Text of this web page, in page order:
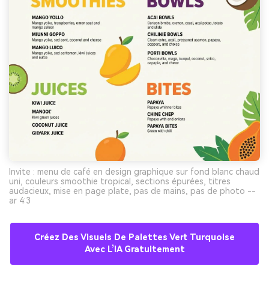
Invite : menu de café en design graphique sur fond blanc chaud
uni, couleurs smoothie tropical, sections épurées, titres
audacieux, mise en page plate, pas de mains, pas de photo --
ar 4:3
Créez Des Visuels De Palettes Vert Turquoise
Avec L’IA Gratuitement